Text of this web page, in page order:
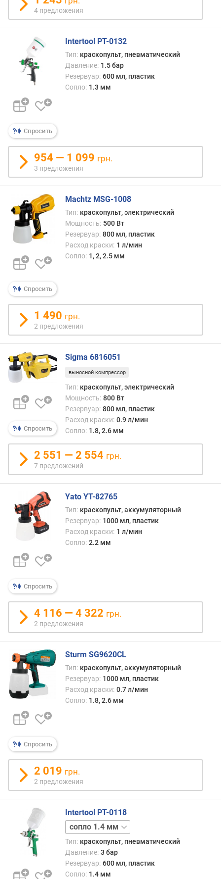
)
д
н
а
а
н
а
(
)
с
(
к
)
4 предложения
Спросить
Intertool PT-0132
Тип: краскопульт, пневматический
Давление: 1.5 бар
Резервуар: 600 мл, пластик
Сопло: 1.3 мм
954 — 1 099 грн.
3 предложения
Спросить
Machtz MSG-1008
Тип: краскопульт, электрический
Мощность: 500 Вт
Резервуар: 800 мл, пластик
Расход краски: 1 л/мин
Сопло: 1, 2, 2.5 мм
1 490 грн.
2 предложения
Спросить
Sigma 6816051
выносной компрессор
Тип: краскопульт, электрический
Мощность: 800 Вт
Резервуар: 800 мл, пластик
Расход краски: 0.9 л/мин
Сопло: 1.8, 2.6 мм
2 551 — 2 554 грн.
7 предложений
Спросить
Yato YT-82765
Тип: краскопульт, аккумуляторный
Резервуар: 1000 мл, пластик
Расход краски: 1 л/мин
Сопло: 2.2 мм
4 116 — 4 322 грн.
2 предложения
Спросить
Sturm SG9620CL
Тип: краскопульт, аккумуляторный
Резервуар: 1000 мл, пластик
Расход краски: 0.7 л/мин
Сопло: 1.8, 2.6 мм
2 019 грн.
2 предложения
Intertool PT-0118
сопло
1.3 ммсопло
1.7 ммсопло
2.0 ммсопло
2.5 мм
Тип: краскопульт, пневматический
Давление: 3 бар
Резервуар: 600 мл, пластик
Сопло: 1.4 мм